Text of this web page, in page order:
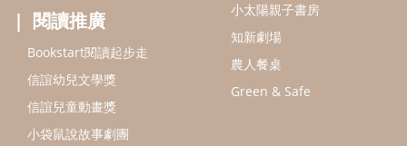
閱讀推廣
Bookstart閱讀起步走
信誼幼兒文學獎
信誼兒童動畫獎
小袋鼠說故事劇團
小太陽親子書房
知新劇場
農人餐桌
Green & Safe